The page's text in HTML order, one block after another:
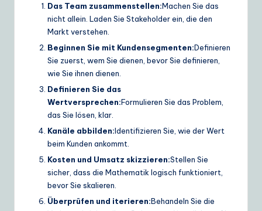
Das Team zusammenstellen:Machen Sie das
nicht allein. Laden Sie Stakeholder ein, die den
Markt verstehen.
Beginnen Sie mit Kundensegmenten:Definieren
Sie zuerst, wem Sie dienen, bevor Sie definieren,
wie Sie ihnen dienen.
Definieren Sie das
Wertversprechen:Formulieren Sie das Problem,
das Sie lösen, klar.
Kanäle abbilden:Identifizieren Sie, wie der Wert
beim Kunden ankommt.
Kosten und Umsatz skizzieren:Stellen Sie
sicher, dass die Mathematik logisch funktioniert,
bevor Sie skalieren.
Überprüfen und iterieren:Behandeln Sie die